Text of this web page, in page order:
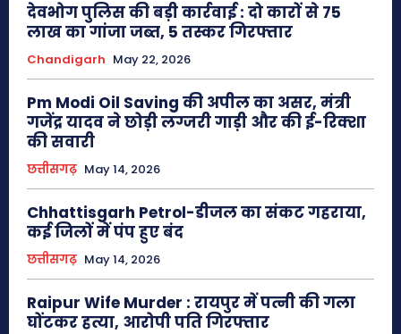
देवभोग पुलिस की बड़ी कार्रवाई : दो कारों से 75
लाख का गांजा जब्त, 5 तस्कर गिरफ्तार
Chandigarh May 22, 2026
Pm Modi Oil Saving की अपील का असर, मंत्री
गजेंद्र यादव ने छोड़ी लग्जरी गाड़ी और की ई-रिक्शा
की सवारी
छत्तीसगढ़ May 14, 2026
Chhattisgarh Petrol-डीजल का संकट गहराया,
कई जिलों में पंप हुए बंद
छत्तीसगढ़ May 14, 2026
Raipur Wife Murder : रायपुर में पत्नी की गला
घोंटकर हत्या, आरोपी पति गिरफ्तार